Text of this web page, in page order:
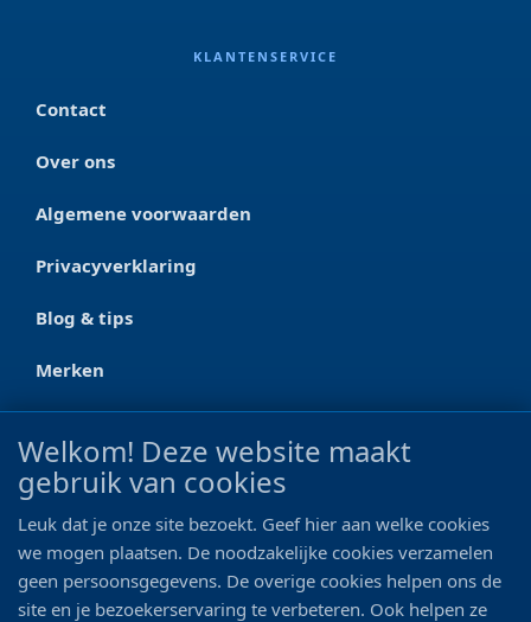
KLANTENSERVICE
Contact
Over ons
Algemene voorwaarden
Privacyverklaring
Blog & tips
Merken
CONTACT
Ootmarsumseweg 125a
0546 - 622 990
06 - 11 19 81 42
Welkom! Deze website maakt
gebruik van cookies
Leuk dat je onze site bezoekt. Geef hier aan welke cookies
we mogen plaatsen. De noodzakelijke cookies verzamelen
geen persoonsgegevens. De overige cookies helpen ons de
site en je bezoekerservaring te verbeteren. Ook helpen ze